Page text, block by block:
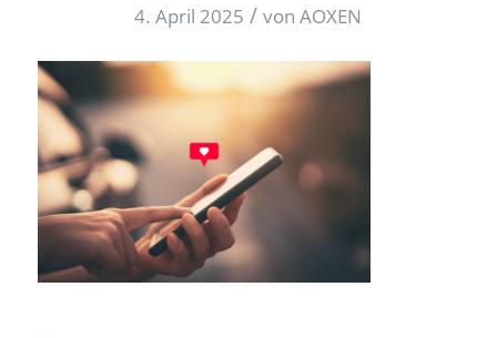
4. April 2025 / vonAOXEN